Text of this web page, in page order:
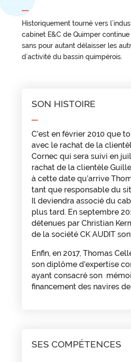
Historiquement tourné vers
cabinet E&C de Quimper
sans pour autant délaisser les
d’activité du bassin quimpérois.
SON HISTOIRE
C’est en février 2010 que
avec le rachat de la
Cornec qui sera suivi en
rachat de la clientèle
à cette date qu’arrive
tant que responsable du
Il deviendra associé du
plus tard. En septembre
détenues par Christian
de la société CK AUDIT
Enfin, en 2017, Thomas
son diplôme d’expertise
ayant consacré son
financement des navires
SES COMPÉTENCES